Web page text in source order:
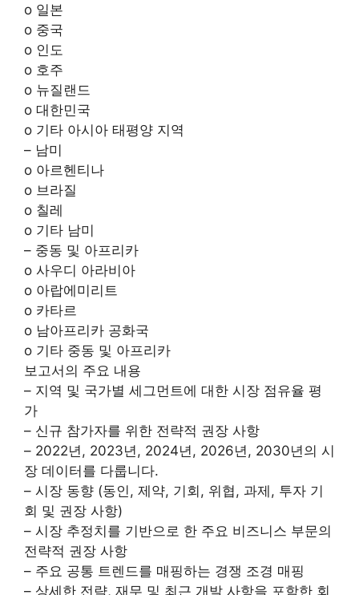
o 일본
o 중국
o 인도
o 호주
o 뉴질랜드
o 대한민국
o 기타 아시아 태평양 지역
– 남미
o 아르헨티나
o 브라질
o 칠레
o 기타 남미
– 중동 및 아프리카
o 사우디 아라비아
o 아랍에미리트
o 카타르
o 남아프리카 공화국
o 기타 중동 및 아프리카
보고서의 주요 내용
– 지역 및 국가별 세그먼트에 대한 시장 점유율 평
가
– 신규 참가자를 위한 전략적 권장 사항
– 2022년, 2023년, 2024년, 2026년, 2030년의 시
장 데이터를 다룹니다.
– 시장 동향 (동인, 제약, 기회, 위협, 과제, 투자 기
회 및 권장 사항)
– 시장 추정치를 기반으로 한 주요 비즈니스 부문의
전략적 권장 사항
– 주요 공통 트렌드를 매핑하는 경쟁 조경 매핑
– 상세한 전략, 재무 및 최근 개발 사항을 포함한 회